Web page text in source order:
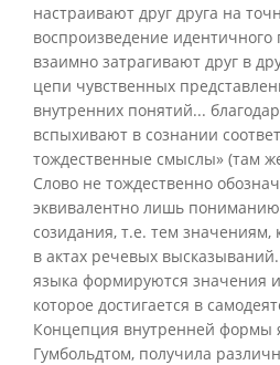
настраивают друг друга на
воспроизведение идентичного
взаимно затрагивают друг в
цепи чувственных
внутренних понятий...
вспыхивают в сознании
тождественные смыслы» (там
Слово не тождественно
эквивалентно лишь пониманию
созидания, т.е. тем значениям,
в актах речевых
языка формируются значения
которое достигается в
Концепция внутренней формы
Гумбольдтом, получила